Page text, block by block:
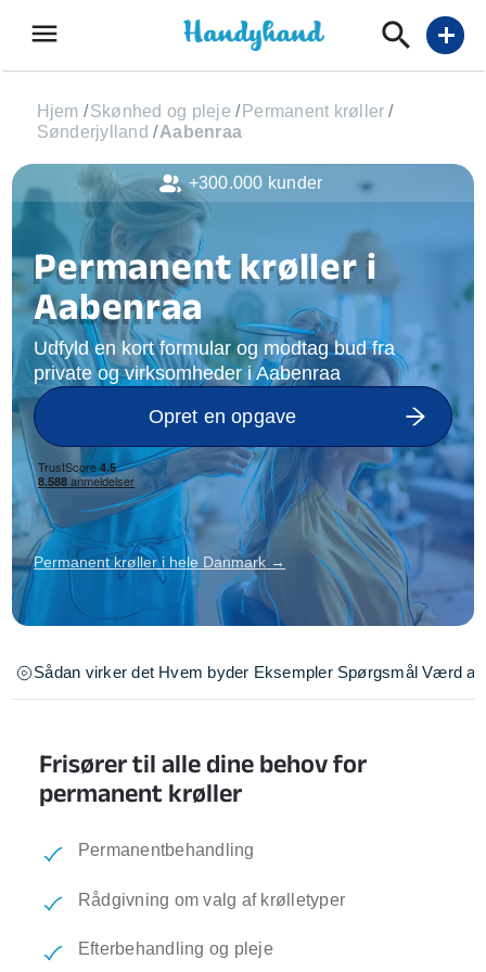
menu add
Hjem /Skønhed og pleje / Permanent krøller /
Sønderjylland /Aabenraa
Permanent krøller i
Aabenraa
Udfyld en kort formular og modtag bud fra
private og virksomheder i Aabenraa
Opret en opgave
Permanent krøller i hele Danmark →
Sådan virker det Hvem byder Eksempler Spørgsmål Værd at
Frisører til alle dine behov for
permanent krøller
Permanentbehandling
Rådgivning om valg af krølletyper
Efterbehandling og pleje
+300.000 kunder